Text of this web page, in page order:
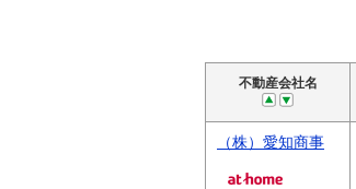
不動産会社名
（株）愛知商事